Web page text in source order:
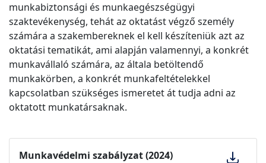
munkabiztonsági és munkaegészségügyi
szaktevékenység, tehát az oktatást végző személy
számára a szakembereknek el kell készíteniük azt az
oktatási tematikát, ami alapján valamennyi, a konkrét
munkavállaló számára, az általa betöltendő
munkakörben, a konkrét munkafeltételekkel
kapcsolatban szükséges ismeretet át tudja adni az
oktatott munkatársaknak.
Munkavédelmi szabályzat (2024)